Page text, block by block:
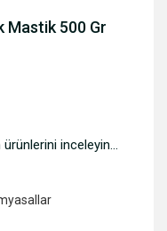
Mastik 500 Gr
inceleyin...